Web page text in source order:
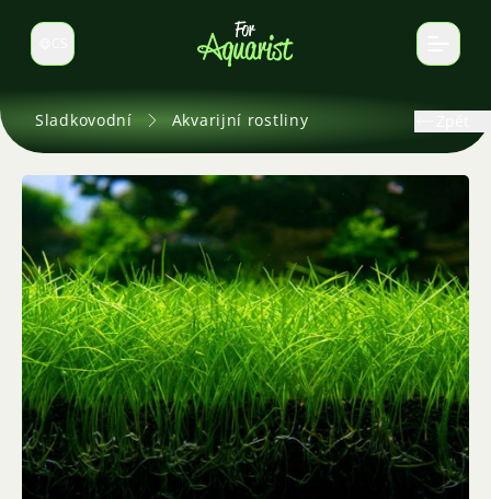
Select language
Sladkovodní Akvarijní rostliny